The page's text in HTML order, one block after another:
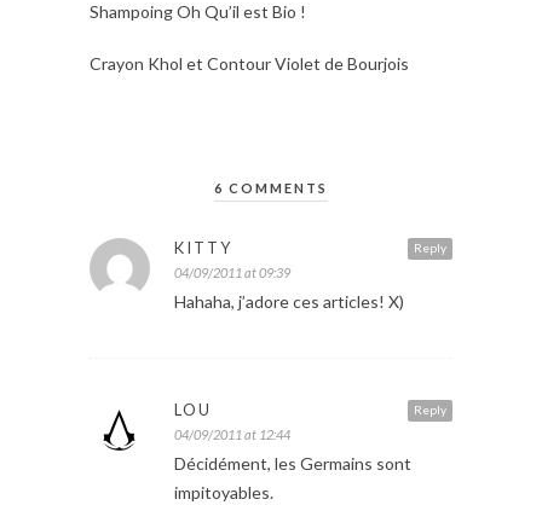
Shampoing Oh Qu’il est Bio !
Crayon Khol et Contour Violet de Bourjois
6 COMMENTS
Reply
KITTY
04/09/2011 at 09:39
Hahaha, j’adore ces articles! X)
Reply
LOU
04/09/2011 at 12:44
Décidément, les Germains sont
impitoyables.